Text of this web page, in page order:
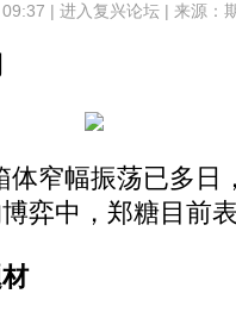
| 进入复兴论坛| 来源：
幅振荡已多日
弈中，郑糖目前